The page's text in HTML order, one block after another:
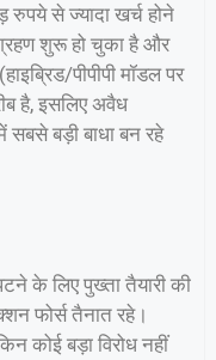
रुपये से ज्यादा खर्च होने
शुरू हो चुका है और
पीपीपी मॉडल पर
है, इसलिए अवैध
सबसे बड़ी बाधा बन रहे
के लिए पुख्ता तैयारी की
फोर्स तैनात रहे।
कोई बड़ा विरोध नहीं